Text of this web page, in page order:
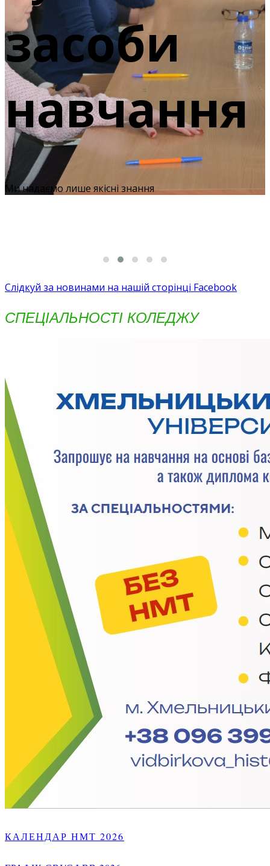
засоби
навчання
Ми надаємо лише якісні знання
Слідкуй за новинами на нашій сторінці Facebook
СПЕЦІАЛЬНОСТІ КОЛЕДЖУ
КАЛЕНДАР НМТ 2026